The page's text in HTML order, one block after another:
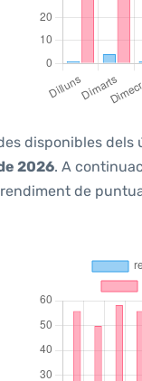
disponibles
2026. A
de